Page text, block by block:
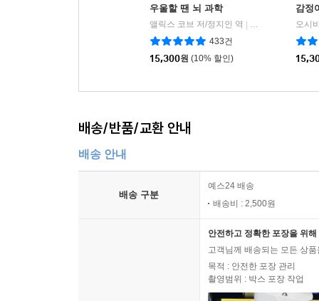
우울할 땐 뇌 과학
앨릭스 코브 저/정지인 역
심심
433건
15,300원 (10% 할인)
감정
배송/반품/교환 안내
배송 안내
배송 구분
예스24 배송
배송비 : 2,500원
안전하고 정확한 포장을 위
고객님께 배송되는 모든 상
목적 : 안전한 포장 관리
촬영범위 : 박스 포장 작업